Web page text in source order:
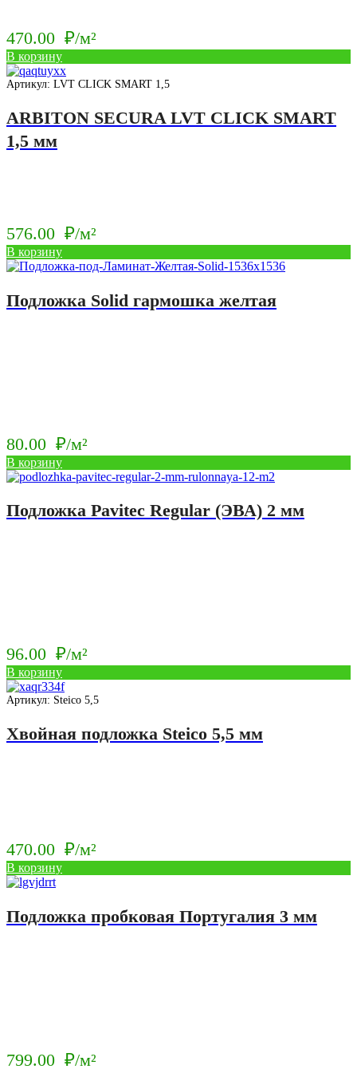
470.00 ₽/м²
В корзину
Артикул: LVT CLICK SMART 1,5
ARBITON SECURA LVT CLICK SMART
1,5 мм
576.00 ₽/м²
В корзину
Подложка Solid гармошка желтая
80.00 ₽/м²
В корзину
Подложка Pavitec Regular (ЭВА) 2 мм
96.00 ₽/м²
В корзину
Артикул: Steico 5,5
Хвойная подложка Steico 5,5 мм
470.00 ₽/м²
В корзину
Подложка пробковая Португалия 3 мм
799.00 ₽/м²